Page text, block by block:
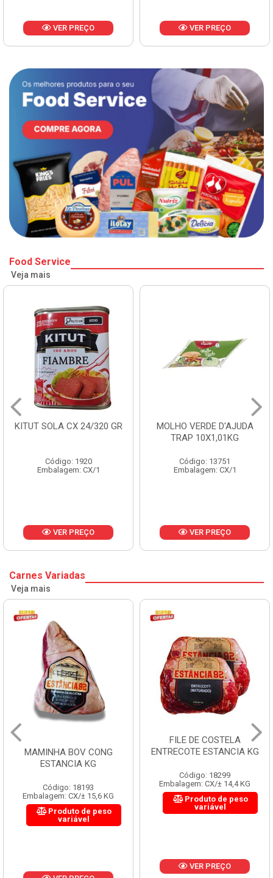
VER PREÇO VER PREÇO
Food Service
Veja mais
KITUT SOLA CX 24/320 GR
Código: 1920
Embalagem: CX/1
VER PREÇO
MOLHO VERDE D'AJUDA
TRAP 10X1,01KG
Código: 13751
Embalagem: CX/1
VER PREÇO
Carnes Variadas
Veja mais
MAMINHA BOV CONG
ESTANCIA KG
Código: 18193
Embalagem: CX/± 15,6 KG
Produto de peso
variável
FILE DE COSTELA
ENTRECOTE ESTANCIA KG
Código: 18299
Embalagem: CX/± 14,4 KG
Produto de peso
variável
VER PREÇO